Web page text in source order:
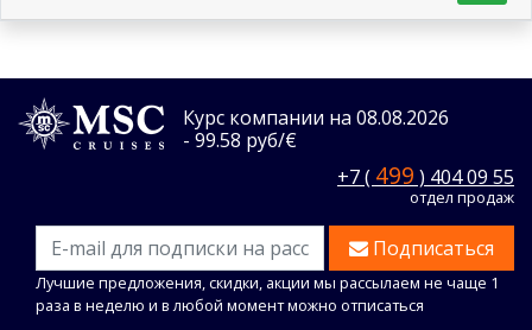
Курс компании на 08.08.2026
- 99.58 руб/€
+7 ( 499 ) 404 09 55
отдел продаж
Подписаться
Лучшие предложения, скидки, акции мы рассылаем не чаще 1
раза в неделю и в любой момент можно отписаться